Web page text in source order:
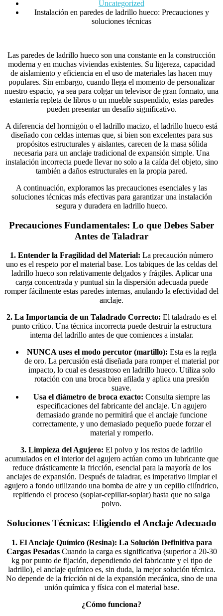
Uncategorized
Instalación en paredes de ladrillo hueco: Precauciones y
soluciones técnicas
Las paredes de ladrillo hueco son una constante en la construcción
moderna y en muchas viviendas existentes. Su ligereza, capacidad
de aislamiento y eficiencia en el uso de materiales las hacen muy
populares. Sin embargo, cuando llega el momento de personalizar
nuestro espacio, ya sea para colgar un televisor de gran formato, una
estantería repleta de libros o un mueble suspendido, estas paredes
pueden presentar un desafío significativo.
A diferencia del hormigón o el ladrillo macizo, el ladrillo hueco está
diseñado con celdas internas que, si bien son excelentes para sus
propósitos estructurales y aislantes, carecen de la masa sólida
necesaria para un anclaje tradicional de expansión simple. Una
instalación incorrecta puede llevar no solo a la caída del objeto, sino
también a daños estructurales en la propia pared.
A continuación, exploramos las precauciones esenciales y las
soluciones técnicas más efectivas para garantizar una instalación
segura y duradera en ladrillo hueco.
Precauciones Fundamentales: Lo que Debes Saber
Antes de Taladrar
1. Entender la Fragilidad del Material: La precaución número
uno es el respeto por el material base. Los tabiques de las celdas del
ladrillo hueco son relativamente delgados y frágiles. Aplicar una
carga concentrada y puntual sin la dispersión adecuada puede
romper fácilmente estas paredes internas, anulando la efectividad del
anclaje.
2. La Importancia de un Taladrado Correcto: El taladrado es el
punto crítico. Una técnica incorrecta puede destruir la estructura
interna del ladrillo antes de que comiences a instalar.
NUNCA uses el modo percutor (martillo): Esta es la regla
de oro. La percusión está diseñada para romper el material por
impacto, lo cual es desastroso en ladrillo hueco. Utiliza solo
rotación con una broca bien afilada y aplica una presión
suave.
Usa el diámetro de broca exacto: Consulta siempre las
especificaciones del fabricante del anclaje. Un agujero
demasiado grande no permitirá que el anclaje funcione
correctamente, y uno demasiado pequeño puede forzar el
material y romperlo.
3. Limpieza del Agujero: El polvo y los restos de ladrillo
acumulados en el interior del agujero actúan como un lubricante que
reduce drásticamente la fricción, esencial para la mayoría de los
anclajes de expansión. Después de taladrar, es imperativo limpiar el
agujero a fondo utilizando una bomba de aire y un cepillo cilíndrico,
repitiendo el proceso (soplar-cepillar-soplar) hasta que no salga
polvo.
Soluciones Técnicas: Eligiendo el Anclaje Adecuado
1. El Anclaje Químico (Resina): La Solución Definitiva para
Cargas PesadasCuando la carga es significativa (superior a 20-30
kg por punto de fijación, dependiendo del fabricante y el tipo de
ladrillo), el anclaje químico es, sin duda, la mejor solución técnica.
No depende de la fricción ni de la expansión mecánica, sino de una
unión química y física con el material base.
¿Cómo funciona?